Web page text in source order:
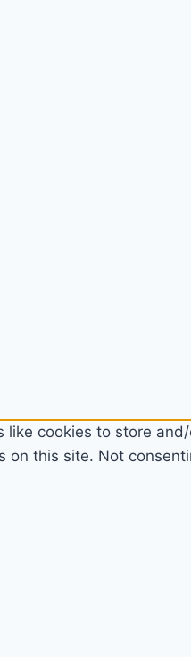
cookies to store
on this site. Not